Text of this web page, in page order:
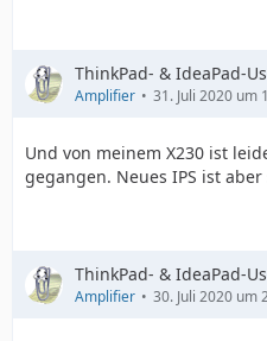
ThinkPad- & IdeaPad-
Amplifier 31. Juli 2020 um
Und von meinem X230 ist
gegangen. Neues IPS ist
ThinkPad- & IdeaPad-
Amplifier 30. Juli 2020 um